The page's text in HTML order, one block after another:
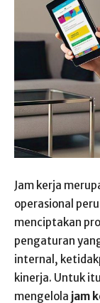
Jam kerja
operasional
menciptakan
pengaturan
internal,
kinerja. Untuk
mengelola jam